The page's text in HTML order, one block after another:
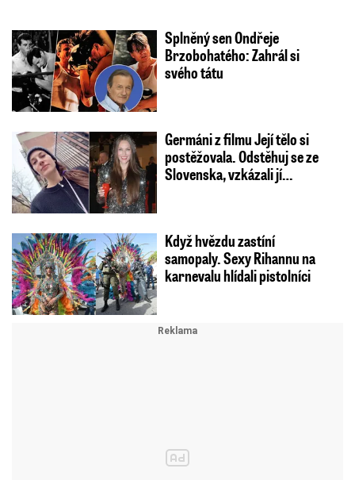
Splněný sen Ondřeje
Brzobohatého: Zahrál si
svého tátu
Germáni z filmu Její tělo si
postěžovala. Odstěhuj se ze
Slovenska, vzkázali jí…
Když hvězdu zastíní
samopaly. Sexy Rihannu na
karnevalu hlídali pistolníci